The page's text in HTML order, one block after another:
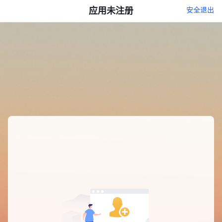
应用未注册 安全退出